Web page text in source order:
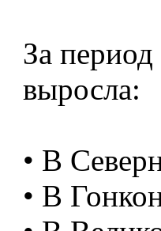
За
выросла:
• В
• В